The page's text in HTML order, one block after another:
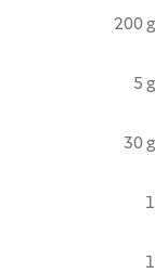
200 g
5 g
30 g
1
1